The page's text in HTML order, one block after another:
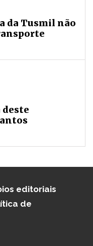
da Tusmil não
editoriais
de